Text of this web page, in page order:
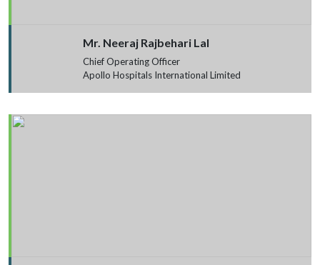
Mr. Neeraj Rajbehari Lal
Chief Operating Officer
Apollo Hospitals International Limited